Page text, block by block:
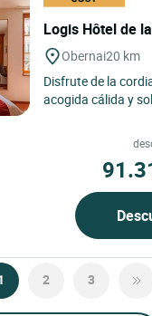
Logis Hôtel de
Obernai20 km
Disfrute de la
acogida cálida y
2 3